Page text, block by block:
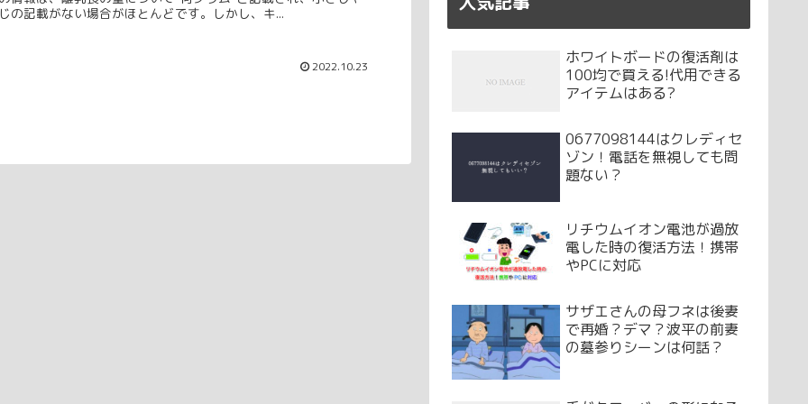
の記載がない場合がほとんどです。しかし、キ...
2022.10.23
ホワイトボードの復活剤は
100均で買える!代用できる
アイテムはある?
0677098144はクレディセ
ゾン！電話を無視しても問
題ない？
リチウムイオン電池が過放
電した時の復活方法！携帯
やPCに対応
サザエさんの母フネは後妻
で再婚？デマ？波平の前妻
の墓参りシーンは何話？